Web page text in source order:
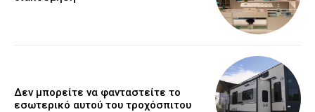
Δεν μπορείτε να φανταστείτε το
εσωτερικό αυτού του τροχόσπιτου